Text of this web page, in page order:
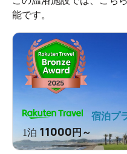
能です。
1泊 11000 円～
宿泊プ